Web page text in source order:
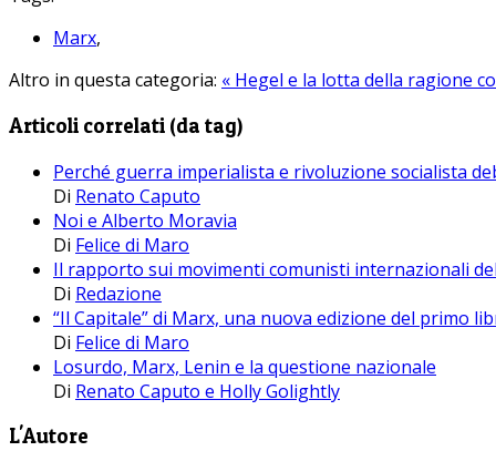
Marx,
Altro in questa categoria: « Hegel e la lotta della ragione
Articoli correlati (da tag)
Perché guerra imperialista e rivoluzione socialista
Di Renato Caputo
Noi e Alberto Moravia
Di Felice di Maro
Il rapporto sui movimenti comunisti internazionali
Di Redazione
“Il Capitale” di Marx, una nuova edizione del primo
Di Felice di Maro
Losurdo, Marx, Lenin e la questione nazionale
Di Renato Caputo e Holly Golightly
L'Autore